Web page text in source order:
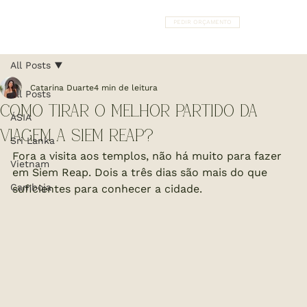
PEDIR ORÇAMENTO
All Posts
ÁSIA
Sri Lanka
Vietnam
Camboja
All Posts
COMO TIRAR O MELHOR PARTIDO DA
VIAGEM A SIEM REAP?
Catarina Duarte4 min de leitura
Fora a visita aos templos, não há muito para fazer
em Siem Reap. Dois a três dias são mais do que
suficientes para conhecer a cidade.